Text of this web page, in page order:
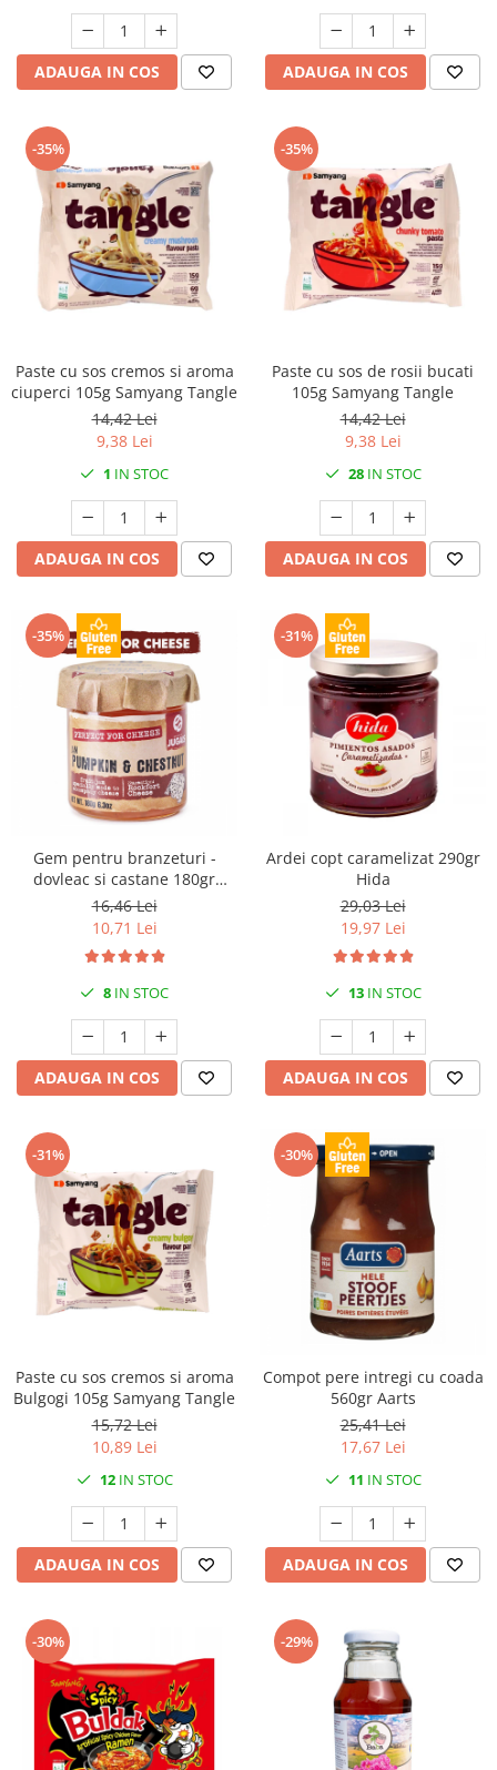
ADAUGA IN COS ADAUGA IN COS
-35%
Paste cu sos cremos si aroma
ciuperci 105g Samyang Tangle
14,42 Lei
9,38 Lei
1 IN STOC
ADAUGA IN COS
-35%
Paste cu sos de rosii bucati
105g Samyang Tangle
14,42 Lei
9,38 Lei
28IN STOC
ADAUGA IN COS
-35%
Gem pentru branzeturi -
dovleac si castane 180gr
Jugais
16,46 Lei
10,71 Lei
8 IN STOC
ADAUGA IN COS
-31%
Ardei copt caramelizat 290gr
Hida
29,03 Lei
19,97 Lei
13IN STOC
ADAUGA IN COS
-31%
Paste cu sos cremos si aroma
Bulgogi 105g Samyang Tangle
15,72 Lei
10,89 Lei
12IN STOC
ADAUGA IN COS
-30%
Compot pere intregi cu coada
560gr Aarts
25,41 Lei
17,67 Lei
11 IN STOC
ADAUGA IN COS
-30% -29%